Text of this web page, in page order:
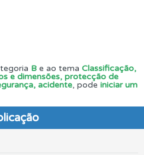
B e ao tema Classificação,
e dimensões, protecção de
acidente, pode iniciar um